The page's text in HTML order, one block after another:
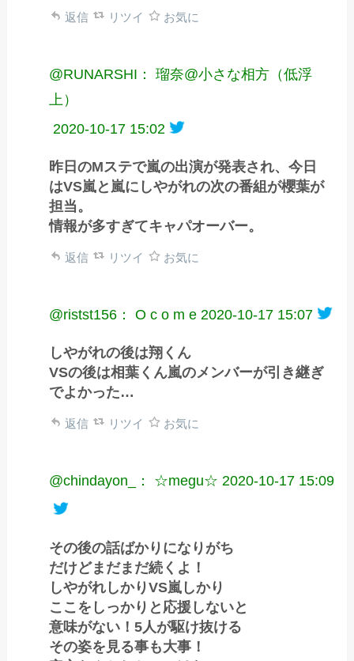
返信 リツイ お気に
@RUNARSHI： 瑠奈@小さな相方（低浮
上）
2020-10-17 15:02
昨日のMステで嵐の出演が発表され、今日
はVS嵐と嵐にしやがれの次の番組が櫻葉が
担当。
情報が多すぎてキャパオーバー。
返信 リツイ お気に
@ristst156： O c o m e 2020-10-17 15:07
しやがれの後は翔くん
VSの後は相葉くん嵐のメンバーが引き継ぎ
でよかった…
返信 リツイ お気に
@chindayon_： ☆megu☆ 2020-10-17 15:09
その後の話ばかりになりがち
だけどまだまだ続くよ！
しやがれしかりVS嵐しかり
ここをしっかりと応援しないと
意味がない！5人が駆け抜ける
その姿を見る事も大事！